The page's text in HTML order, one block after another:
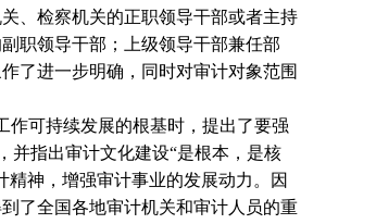
、检察机关的正职领导干部或者主持
职领导干部；上级领导干部兼任部
了进一步明确，同时对审计对象范围
作可持续发展的根基时，提出了要强
并指出审计文化建设“是根本，是核
神，增强审计事业的发展动力。因
了全国各地审计机关和审计人员的重